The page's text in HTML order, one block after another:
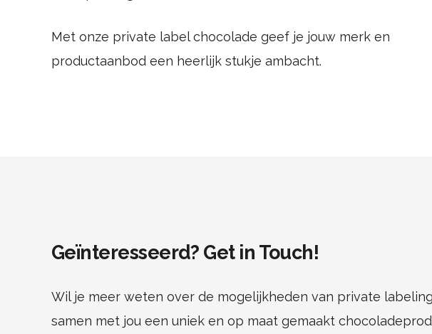
Met onze private label chocolade geef je jouw merk en
productaanbod een heerlijk stukje ambacht.
Geïnteresseerd? Get in Touch!
Wil je meer weten over de mogelijkheden van private
samen met jou een uniek en op maat gemaakt